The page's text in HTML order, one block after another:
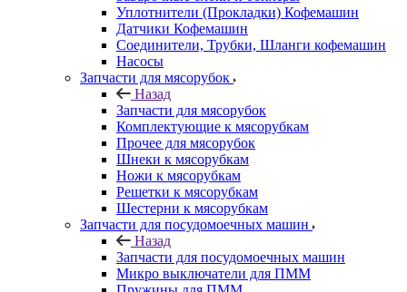
Уплотнители (Прокладки) Кофемашин
Датчики Кофемашин
Соединители, Трубки, Шланги кофемашин
Насосы
Запчасти для мясорубок
Назад
Запчасти для мясорубок
Комплектующие к мясорубкам
Прочее для мясорубок
Шнеки к мясорубкам
Ножи к мясорубкам
Решетки к мясорубкам
Шестерни к мясорубкам
Запчасти для посудомоечных машин
Назад
Запчасти для посудомоечных машин
Микро выключатели для ПММ